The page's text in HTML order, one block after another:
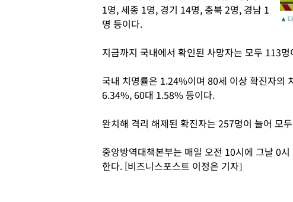
▲
1명, 세종 1명, 경기 14명, 충북 2명, 경남 1
명 등이다.
지금까지 국내에서 확인된 사망자는 모두 113
국내 치명률은 1.24%이며 80세 이상 확진자의
6.34%, 60대 1.58% 등이다.
완치해 격리 해제된 확진자는 257명이 늘어 모
중앙방역대책본부는 매일 오전 10시에 그날 0
한다. [비즈니스포스트 이정은 기자]